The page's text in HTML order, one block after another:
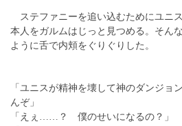
ステファニーを追い込むためにユニ
本人をガルムはじっと見つめる。そん
ように舌で内頬をぐりぐりした。
「ユニスが精神を壊して神のダンジョ
んぞ」
「えぇ……？ 僕のせいになるの？」